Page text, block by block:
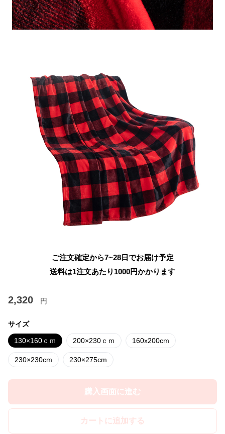
ご注文確定から7~28日でお届け予定
送料は1注文あたり 1000円かかります
2,320 円
サイズ
130×160ｃｍ 200×230ｃｍ 160x200cm
230×230cm 230×275cm
購入画面に進む
カートに追加する